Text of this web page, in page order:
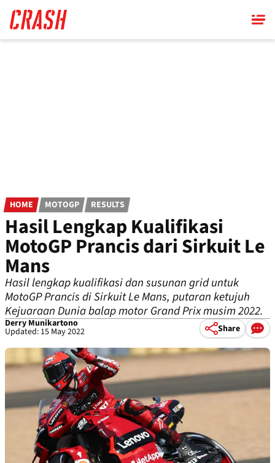
main
content
HOME MOTOGP RESULTS
Hasil Lengkap Kualifikasi
MotoGP Prancis dari Sirkuit Le
Mans
Hasil lengkap kualifikasi dan susunan grid untuk
MotoGP Prancis di Sirkuit Le Mans, putaran ketujuh
Kejuaraan Dunia balap motor Grand Prix musim 2022.
Derry Munikartono
Updated: 15 May 2022 Share